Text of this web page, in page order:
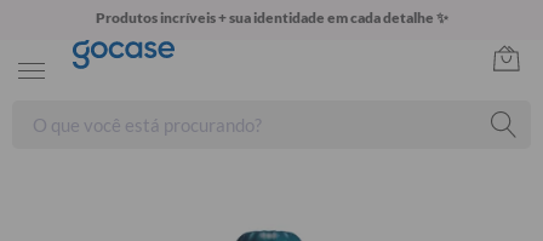
Produtos incríveis + sua identidade em cada detalhe ✨